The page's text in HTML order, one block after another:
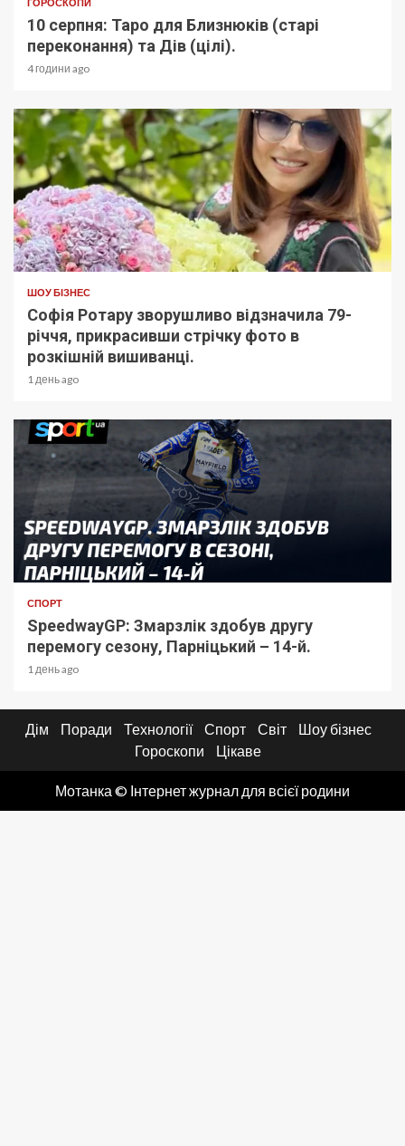
10 серпня: Таро для Близнюків (старі
переконання) та Дів (цілі).
4 години ago
ШОУ БІЗНЕС
Софія Ротару зворушливо відзначила 79-
річчя, прикрасивши стрічку фото в
розкішній вишиванці.
1 день ago
СПОРТ
SpeedwayGP: Змарзлік здобув другу
перемогу сезону, Парніцький – 14-й.
1 день ago
Дім Поради Технології Спорт Світ
Шоу бізнес
Гороскопи
Цікаве
Мотанка © Інтернет журнал для всієї родини